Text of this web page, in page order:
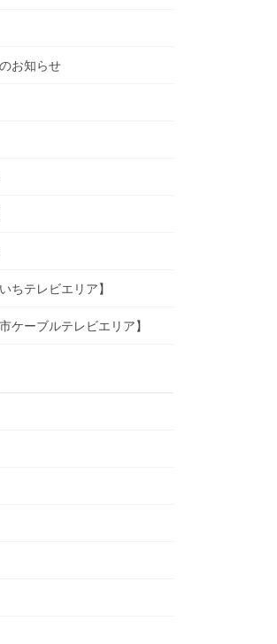
お知らせ
ちテレビエリア】
ケーブルテレビエリア】